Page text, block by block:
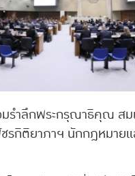
มรำลึกพระกรุณาธิคุณ สม
รกิติยาภาฯ นักกฎหมาย